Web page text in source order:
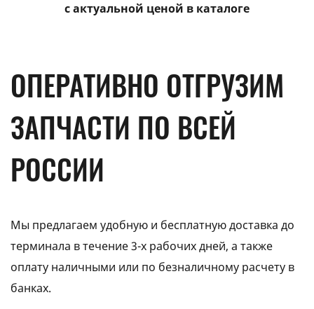
с актуальной ценой в каталоге
ОПЕРАТИВНО ОТГРУЗИМ
ЗАПЧАСТИ ПО ВСЕЙ
РОССИИ
Мы предлагаем удобную и бесплатную доставка до
терминала в течение 3-х рабочих дней, а также
оплату наличными или по безналичному расчету в
банках.